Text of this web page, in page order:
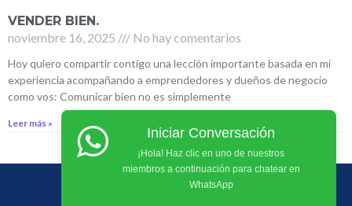
VENDER BIEN.
noviembre 16, 2025
No hay comentarios
Hoy quiero compartir contigo una lección importante basada en mi
experiencia acompañando a emprendedores y dueños de negocio
como vos: Comunicar bien no es simplemente
Leer más »
Iniciar Conversación
¡Hola! Haz clic en uno de nuestros
miembros a continuación para chatear en
WhatsApp